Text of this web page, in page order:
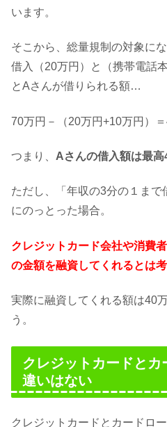
います。
そこから、総量規制の対象に
借入（20万円）と（携帯電話
とAさんが借りられる額…
70万円－（20万円+10万円）
つまり、 Aさんの借入額は最高
ただし、「年収の3分の１ま
にのっとった場合。
クレジットカード会社や消費
の金額を融資してくれるとは考
実際に融資してくれる額は40
う。
クレジットカードと
違いはない
クレジットカードとカードロ